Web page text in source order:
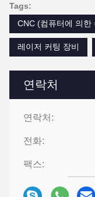
연락처
연락처:
전화:
팩스:
Tags:
CNC (컴퓨터에 의한
레이저 커팅 장비